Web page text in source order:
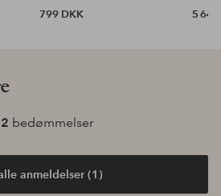
799 DKK
5
2 bedømmelser
anmeldelser (1)